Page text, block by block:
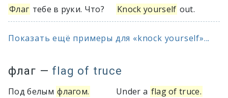
Флаг тебе в руки. Что? Knock yourself out.
Показать ещё примеры для «knock yourself»...
флаг — flag of truce
Под белым флагом. Under a flag of truce.